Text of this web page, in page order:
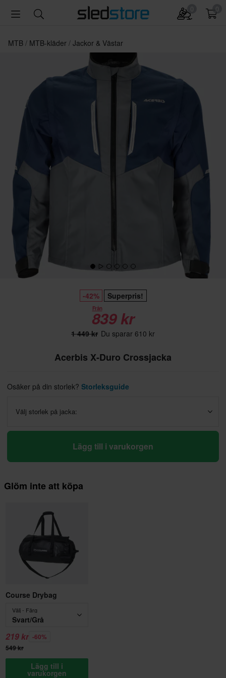
MTB MTB-kläder Jackor & Västar
-42% Superpris!
Från
839 kr
1 449 kr Du sparar 610 kr
Acerbis X-Duro Crossjacka
Osäker på din storlek? Storleksguide
Välj storlek på jacka:
Lägg till i varukorgen
Glöm inte att köpa
Course Drybag
Välj - Färg
Svart/Grå
219 kr -60%
549 kr
Lägg till i
varukorgen